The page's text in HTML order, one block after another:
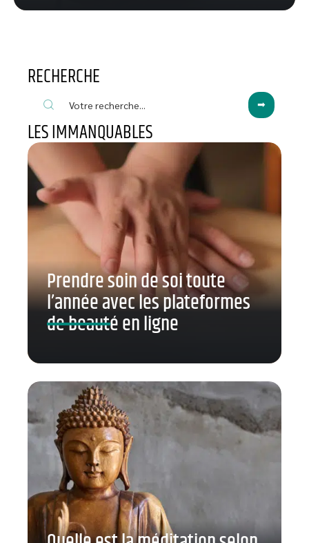
RECHERCHE
LES IMMANQUABLES
Prendre soin de soi toute
l’année avec les plateformes
de beauté en ligne